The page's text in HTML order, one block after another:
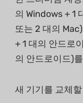
의 Windows + 1
또는 2 대의
+ 1 대의 안드로
의 안드로이드)
새 기기를 교체